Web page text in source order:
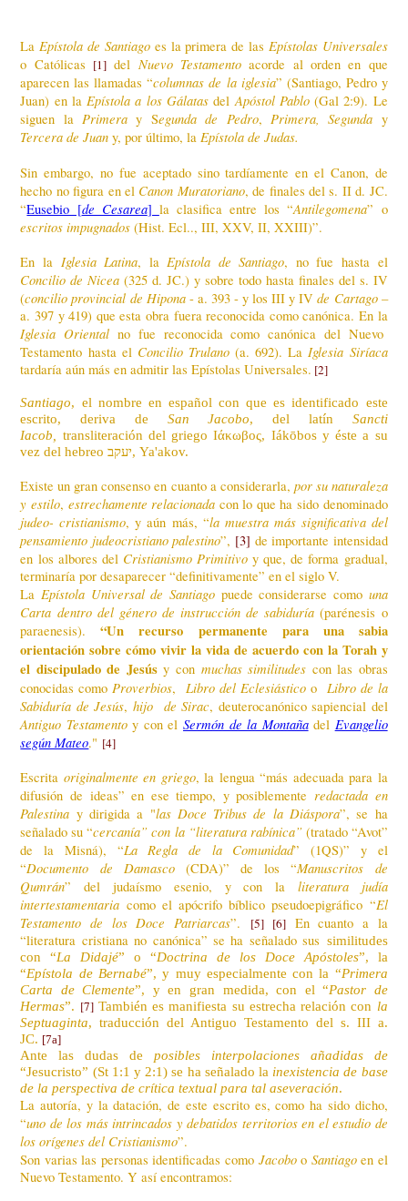
La Epístola de Santiago es la primera de las Epístolas Universales
o Católicas [1] del Nuevo Testamentoacorde al orden en que
aparecen las llamadas “columnas de la iglesia” (Santiago, Pedro y
Juan) en la Epístola a los Gálatas del Apóstol Pablo(Gal 2:9). Le
siguen la Primeray Segunda de Pedro, Primera, Segunda y
Tercera de Juan y, por último, la Epístola de Judas.
Sin embargo, no fue aceptado sino tardíamente en el Canon, de
hecho no figura en el Canon Muratoriano, de finales del s. II d. JC.
“Eusebio [de Cesarea] la clasifica entre los “Antilegomena” o
escritos impugnados (Hist. Ecl.., III, XXV, II, XXIII)”.
En la Iglesia Latina, la Epístola de Santiago, no fue hasta el
Concilio de Nicea(325 d. JC.) y sobre todo hasta finales del s. IV
(concilio provincial de Hipona- a. 393 - y los III y IVde Cartago–
a. 397 y 419) que esta obra fuera reconocida como canónica. En la
Iglesia Oriental no fue reconocida como canónica del Nuevo
Testamento hasta el Concilio Trulano(a. 692). La Iglesia Siríaca
tardaría aún más en admitir las Epístolas Universales. [2]
Santiago, el nombre en español con que es identificado este
escrito, deriva de San Jacobo, del latín Sancti
Iacob,
transliteración del griego Iάκωβος, Iákōbos y éste a su
vez del hebreo יעקב‎, Ya'akov.
Existe un gran consenso en cuanto a considerarla, por su naturaleza
y estilo, estrechamente relacionada con lo que ha sido denominado
judeo- cristianismo, y aún más, “la muestra más significativa del
pensamiento judeocristiano palestino”, [3] de importante intensidad
en los albores del Cristianismo Primitivo y que, de forma gradual,
terminaría por desaparecer “definitivamente” en el siglo V.
La Epístola Universal de Santiago puede considerarse como una
Carta dentro del género de instrucción de sabiduría (parénesis o
paraenesis).“Un recurso permanente para una sabia
orientación sobre cómo vivir la vida de acuerdo con la Torah y
el discipulado de Jesúsy con muchas similitudes con las obras
conocidas como Proverbios, Libro del Eclesiásticoo Libro de la
Sabiduría de Jesús, hijo de Sirac, deuterocanónico sapiencial del
Antiguo Testamentoy con elSermón de la Montañadel Evangelio
según Mateo." [4]
Escrita originalmente en griego, la lengua “más adecuada para la
difusión de ideas” en ese tiempo, y posiblemente redactada en
Palestina y dirigida a "las Doce Tribus de la Diáspora”, se ha
señalado su “cercanía” con la “literatura rabínica”(tratado “Avot”
de la Misná), “La Regla de la Comunidad” (1QS)” y el
“Documento de Damasco (CDA)” de los “Manuscritos de
Qumrán” del judaísmo esenio, y con la literatura judía
intertestamentaria como el apócrifo bíblico pseudoepigráfico “El
Testamento de los Doce Patriarcas”. [5] [6] En cuanto a la
“literatura cristiana no canónica” se ha señalado sus similitudes
con “La Didajé” o “Doctrina de los Doce Apóstoles”, la
“Epístola de Bernabé”, y muy especialmente con la “Primera
Carta de Clemente”, y en gran medida, con el “Pastor de
Hermas”. [7]También es manifiesta su estrecha relación con la
Septuaginta, traducción del Antiguo Testamento del s. III a.
JC. [7a]
Ante las dudas de posibles interpolaciones añadidas de
“Jesucristo” (St 1:1 y 2:1) se ha señalado la inexistencia de base
de la perspectiva de crítica textual para tal aseveración.
La autoría, y la datación, de este escrito es, como ha sido dicho,
“uno de los más intrincados y debatidos territorios en el estudio de
los orígenes del Cristianismo”.
Son varias las personas identificadas como Jacoboo Santiagoen el
Nuevo Testamento. Y así encontramos: